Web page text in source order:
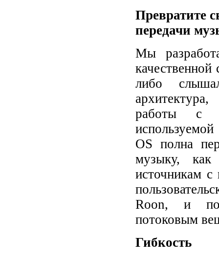
Превратите
передачи
Мы
либо
работы с
OS полна
музыку, как
источникам
Roon, и
потоковым
Гибкость